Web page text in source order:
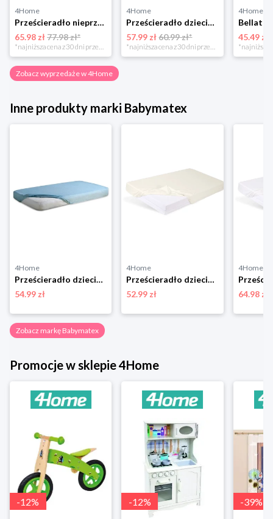
4Home
Prześcieradło nieprzepuszczalne Matex Jersey ecru,70 x 140 x 10 cm, 70 x 140 cm
65.98 zł77.98 zł*
4Home
Prześcieradło dziecięce Bamboo różowy, 60 x 120 cm, 60 x 120 cm BabyMatex
57.99 zł 60.99 zł*
4Home
45.49 zł
Zobacz wyprzedaże w 4Home
Inne produkty marki Babymatex
4Home
Prześcieradło dziecięce nieprzepuszczalne jersey niebieski, 60 x 120 cm BabyMatex
54.99 zł
4Home
Prześcieradło dziecięce Bamboo żółty, 60 x 120 cm, 60 x 120 cm BabyMatex
52.99 zł
4Home
64.98 zł
Zobacz markę Babymatex
Promocje w sklepie 4Home
-12% -12% -39%